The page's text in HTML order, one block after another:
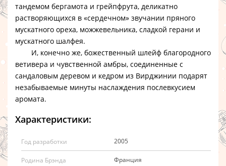
тандемом бергамота и грейпфрута, деликатно
растворяющихся в «сердечном» звучании пряного
мускатного ореха, можжевельника, сладкой герани и
мускатного шалфея.
И, конечно же, божественный шлейф благородного
ветивера и чувственной амбры, соединенные с
сандаловым деревом и кедром из Вирджинии подарят
незабываемые минуты наслаждения послевкусием
аромата.
Характеристики:
Год разработки 2005
Родина Брэнда Франция